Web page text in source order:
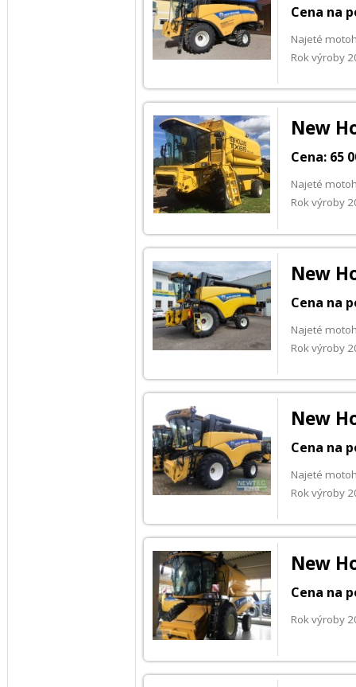
Cena na
Najeté
Rok výroby
New
Cena: 65
Najeté
Rok výroby
New
Cena na
Najeté
Rok výroby
New
Cena na
Najeté
Rok výroby
New
Cena na
Rok výroby